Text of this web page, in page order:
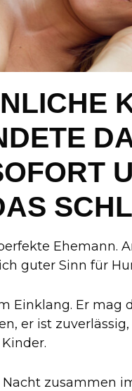
Ehemann.
guter Sinn für
Einklang. Er mag
er ist
zusammen